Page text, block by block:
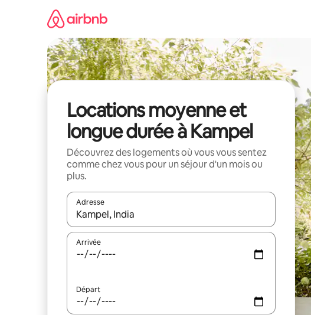
Locations moyenne et
longue durée à Kampel
Découvrez des logements où vous vous sentez
comme chez vous pour un séjour d'un mois ou
plus.
Adresse
Lorsque les résultats s'affichent, utilisez les flèches vers le
Arrivée
Départ